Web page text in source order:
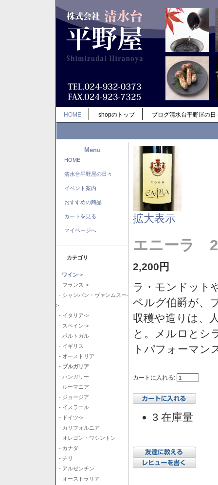
HOME shopのトップ ブログ清水台平野屋の日
Menu
HOME
清水台平野屋の日々
イベント案内
おすすめの商品
カートを見る
マイページへ
カテゴリ
ワイン->
- フランス->
- シャンパン・ヴァンムスー-
>
- イタリア->
- スペイン->
- ポルトガル
- イギリス
- オーストリア
- ブルガリア
- ハンガリー
- ルーマニア
- ジョージア
- イスラエル
- ドイツ->
- カリフォルニア
- オレゴン・ワシントン
- カナダ
- チリ
- アルゼンチン
- オーストラリア
拡大表示
エニーラ
2,200円
ラ・モンドット
ペルグ伯爵が、
収穫や造りは、
と。メルロとシ
トパフォーマン
カートに入れる:
3 在庫量